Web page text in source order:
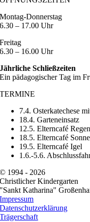
Montag-Donnerstag
6.30 – 17.00 Uhr
Freitag
6.30 – 16.00 Uhr
Jährliche Schließzeiten
Ein pädagogischer Tag im
TERMINE
7.4. Osterkatechese
18.4. Garteneinsatz
12.5. Elterncafé
18.5. Elterncafé Sonne
19.5. Elterncafé Igel
1.6.-5.6.
© 1994 - 2026
Christlicher Kindergarten
"Sankt Katharina"
Impressum
Datenschutzerklärung
Trägerschaft